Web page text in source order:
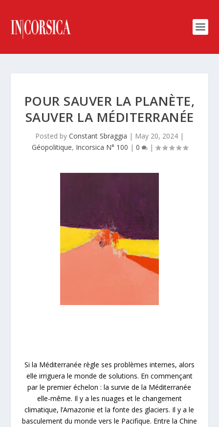
POUR SAUVER LA PLANÈTE,
SAUVER LA MÉDITERRANÉE
Posted by Constant Sbraggia | May 20, 2024 |
Géopolitique, Incorsica N° 100 | 0 |
Si la Méditerranée règle ses problèmes internes, alors
elle irriguera le monde de solutions. En commençant
par le premier échelon : la survie de la Méditerranée
elle-même. Il y a les nuages et le changement
climatique, l’Amazonie et la fonte des glaciers. Il y a le
basculement du monde vers le Pacifique. Entre la Chine